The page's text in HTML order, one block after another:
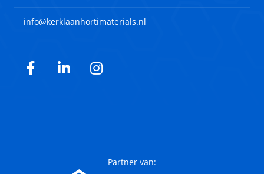
info@kerklaanhortimaterials.nl
Facebook
LinkedInInstagram
Partner van: